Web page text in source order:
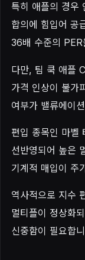
특히 애플의 경우
합의에 힘입어 공
36배 수준의 PER
다만, 팀 쿡 애플
가격 인상이 불가
여부가 밸류에이
편입 종목인 마벨
선반영되어 높은
기계적 매입이 주
역사적으로 지수
멀티플이 정상화
신중함이 필요합